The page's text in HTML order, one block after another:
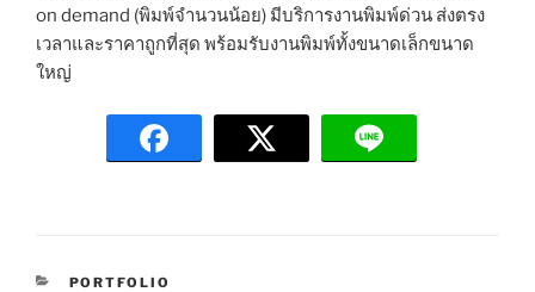
on demand (พิมพ์จำนวนน้อย) มีบริการงานพิมพ์ด่วน ส่งตรง
เวลาและราคาถูกที่สุด พร้อมรับงานพิมพ์ทั้งขนาดเล็กขนาด
ใหญ่
C
PORTFOLIO